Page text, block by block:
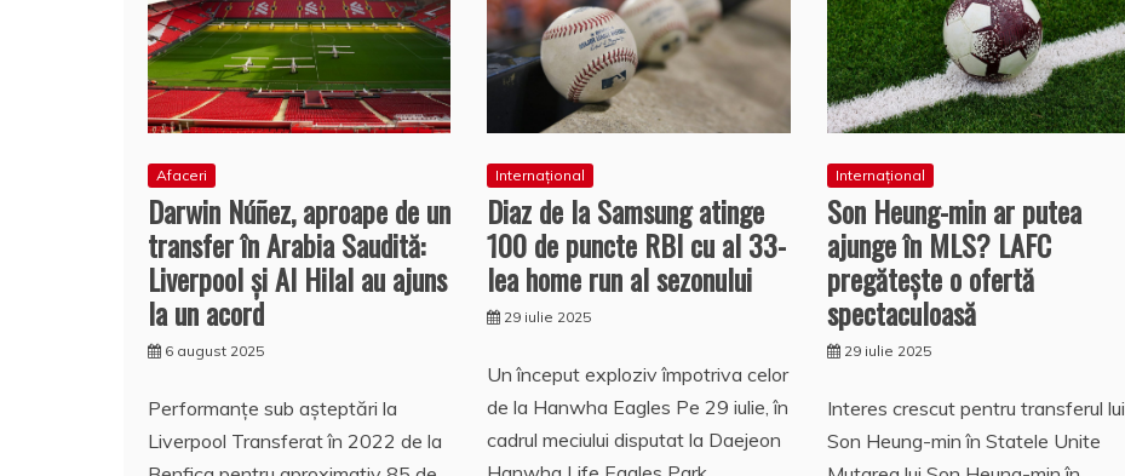
Afaceri
Darwin Núñez, aproape de un
transfer în Arabia Saudită:
Liverpool și Al Hilal au ajuns
la un acord
6 august 2025
Performanțe sub așteptări la
Liverpool Transferat în 2022 de la
Internațional
Diaz de la Samsung atinge
100 de puncte RBI cu al 33-
lea home run al sezonului
29 iulie 2025
Un început exploziv împotriva celor
de la Hanwha Eagles Pe 29 iulie, în
cadrul meciului disputat la Daejeon
Internațional
Son Heung-min ar putea
ajunge în MLS? LAFC
pregătește o ofertă
spectaculoasă
29 iulie 2025
Interes crescut pentru transferul lui
Son Heung-min în Statele Unite